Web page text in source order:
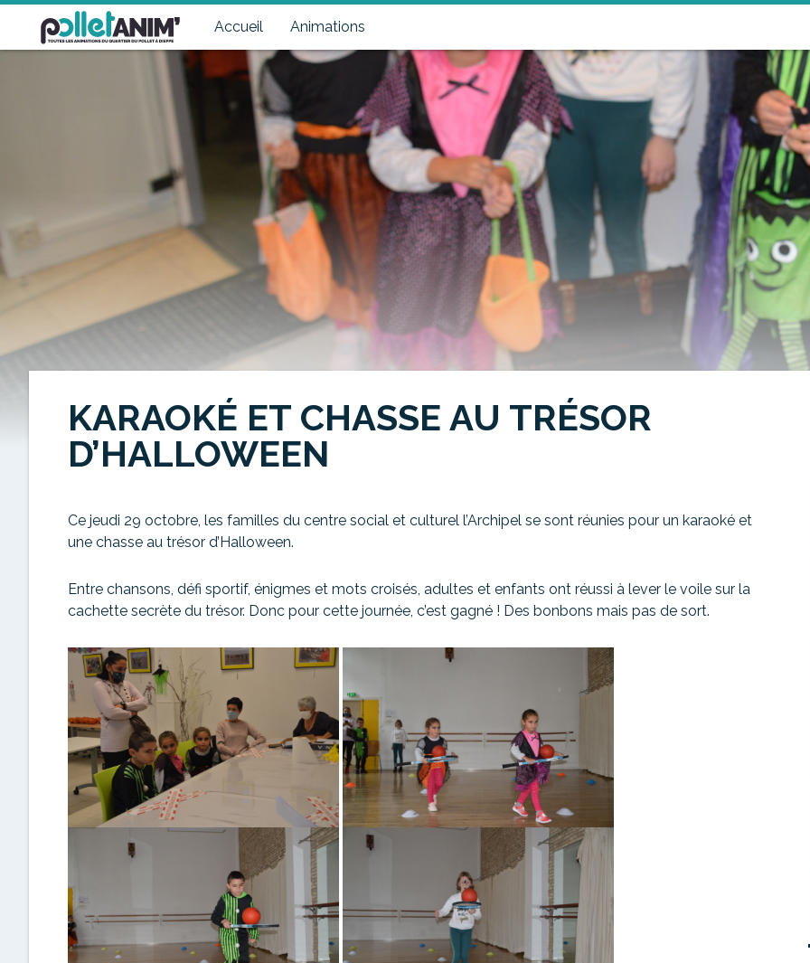
Accueil Animations
Pollet Anim'
Toutes les animations du quartier du Pollet à Dieppe
KARAOKÉ ET CHASSE AU TRÉSOR
D’HALLOWEEN
Ce jeudi 29 octobre, les familles du centre social et culturel l’Archipel se sont réunies pour un karaoké et
une chasse au trésor d’Halloween.
Entre chansons, défi sportif, énigmes et mots croisés, adultes et enfants ont réussi à lever le voile sur la
cachette secrète du trésor. Donc pour cette journée, c’est gagné ! Des bonbons mais pas de sort.